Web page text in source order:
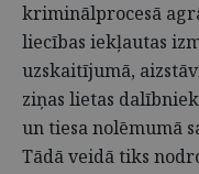
kriminālprocesā
liecības iekļautas
uzskaitījumā,
ziņas lietas
un tiesa nolēmumā
Tādā veidā tiks